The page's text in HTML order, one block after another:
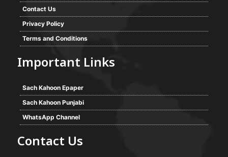
Contact Us
Privacy Policy
Terms and Conditions
Important Links
Sach Kahoon Epaper
Sach Kahoon Punjabi
WhatsApp Channel
Contact Us